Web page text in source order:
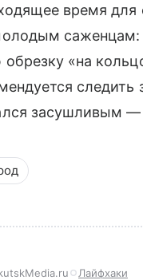
время
саженцам:
обрезку «на
засушливым —
Лайфхаки